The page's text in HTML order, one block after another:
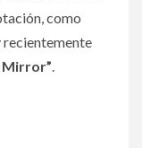
como
recientemente
Mirror”.